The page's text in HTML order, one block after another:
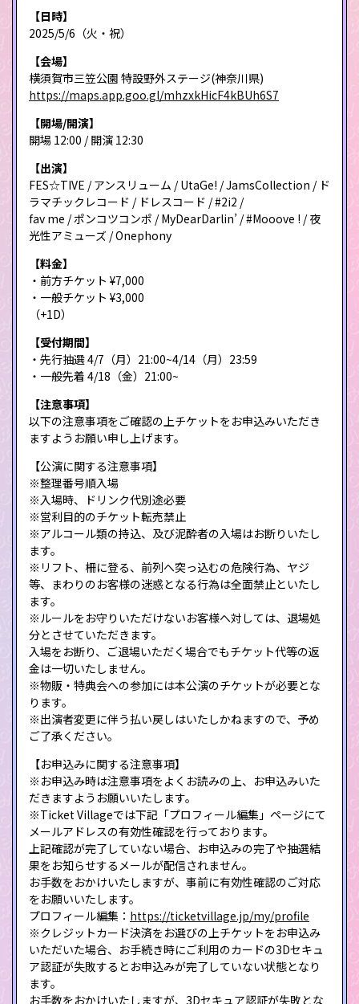
【日時】
2025/5/6（火・祝）
【会場】
横須賀市三笠公園 特設野外ステージ(神奈川県)
https://maps.app.goo.gl/mhzxkHicF4kBUh6S7
【開場/開演】
開場 12:00 / 開演 12:30
【出演】
FES☆TIVE / アンスリューム / UtaGe! / JamsCollection / ド
ラマチックレコード / ドレスコード / #2i2 /
fav me / ポンコツコンポ / MyDearDarlin’ / #Mooove ! / 夜
光性アミューズ / Onephony
【料金】
・前方チケット ¥7,000
・一般チケット ¥3,000
（+1D）
【受付期間】
・先行抽選 4/7（月）21:00~4/14（月）23:59
・一般先着 4/18（金）21:00~
【注意事項】
以下の注意事項をご確認の上チケットをお申込みいただき
ますようお願い申し上げます。
【公演に関する注意事項】
※整理番号順入場
※入場時、ドリンク代別途必要
※営利目的のチケット転売禁止
※アルコール類の持込、及び泥酔者の入場はお断りいたし
ます。
※リフト、柵に登る、前列へ突っ込むの危険行為、ヤジ
等、まわりのお客様の迷惑となる行為は全面禁止といたし
ます。
※ルールをお守りいただけないお客様へ対しては、退場処
分とさせていただきます。
入場をお断り、ご退場いただく場合でもチケット代等の返
金は一切いたしません。
※物販・特典会への参加には本公演のチケットが必要とな
ります。
※出演者変更に伴う払い戻しはいたしかねますので、予め
ご了承ください。
【お申込みに関する注意事項】
※お申込み時は注意事項をよくお読みの上、お申込みいた
だきますようお願いいたします。
※Ticket Villageでは下記「プロフィール編集」ページにて
メールアドレスの有効性確認を行っております。
上記確認が完了していない場合、お申込みの完了や抽選結
果をお知らせするメールが配信されません。
お手数をおかけいたしますが、事前に有効性確認のご対応
をお願いいたします。
プロフィール編集： https://ticketvillage.jp/my/profile
※クレジットカード決済をお選びの上チケットをお申込み
いただいた場合、お手続き時にご利用のカードの3Dセキュ
ア認証が失敗するとお申込みが完了していない状態となり
ます。
お手数をおかけいたしますが、3Dセキュア認証が失敗とな